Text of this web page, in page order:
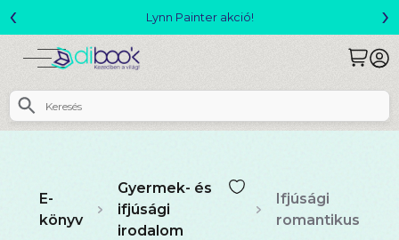
Megjelent! L. J. Shen: Legvadabb álmaimban szeretlek
‹ ›
E-
könyv
Gyermek- és
ifjúsági
irodalom
Ifjúsági
romantikus